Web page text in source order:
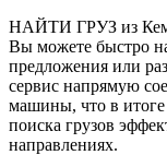
НАЙТИ ГРУЗ из
Вы можете быстро
предложения или
сервис напрямую
машины, что в
поиска грузов
направлениях.